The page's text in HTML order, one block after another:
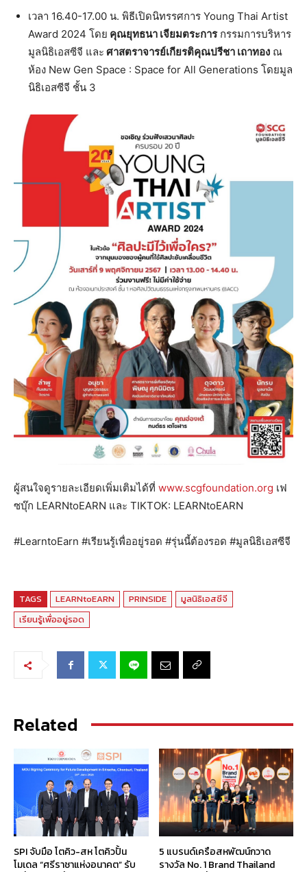
เวลา 16.40-17.00 น. พิธีเปิดนิทรรศการ Young Thai Artist
Award 2024 โดย คุณยุทธนา เจียมตระการกรรมการบริหาร
มูลนิธิเอสซีจี และ ศาสตราจารย์เกียรติคุณปรีชา เถาทอง ณ
ห้อง New Gen Space : Space for All Generations โดยมูล
นิธิเอสซีจี ชั้น 3
ผู้สนใจดูรายละเอียดเพิ่มเติมได้ที่ www.scgfoundation.org เฟ
ซบุ๊ก LEARNtoEARN และ TIKTOK: LEARNtoEARN
#LearntoEarn #เรียนรู้เพื่ออยู่รอด #รุ่นนี้ต้องรอด #มูลนิธิเอสซีจี
TAGS LEARNtoEARN PRINSIDE
มูลนิธิเอสซีจี
เรียนรู้เพื่ออยู่รอด
Related
SPI จับมือ โตคิว-สห โตคิวปั้น
โมเดล “ศรีราชาแห่งอนาคต” รับ
5 แบรนด์เครือสหพัฒน์กวาด
รางวัล No. 1 Brand Thailand